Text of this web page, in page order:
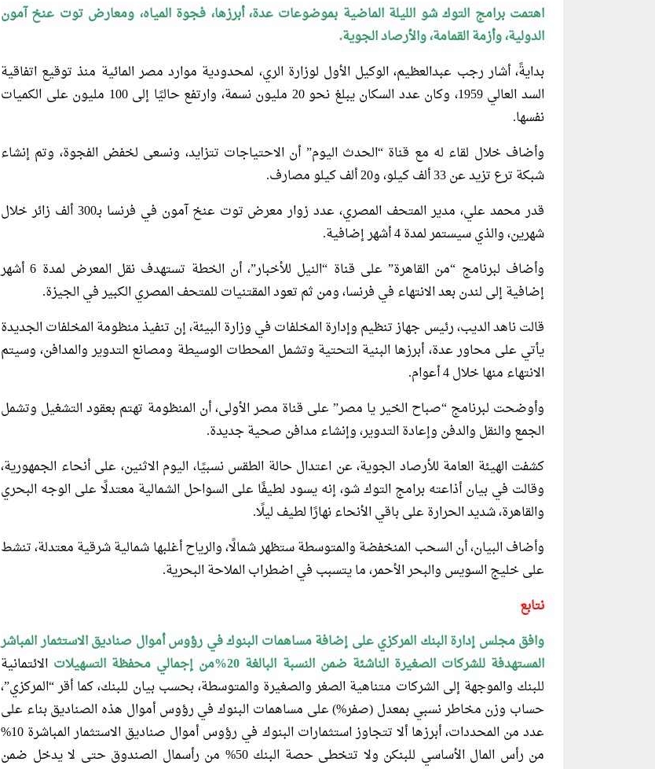
اهتمت برامج التوك شو الليلة الماضية بموضوعات عدة، أبرزها، فجوة المياه، ومعارض توت عنخ آمون
الدولية، وأزمة القمامة، والأرصاد الجوية.
بدايةً، أشار رجب عبدالعظيم، الوكيل الأول لوزارة الري، لمحدودية موارد مصر المائية منذ توقيع اتفاقية
السد العالي 1959، وكان عدد السكان يبلغ نحو 20 مليون نسمة، وارتفع حاليًا إلى 100 مليون على الكميات
نفسها.
وأضاف خلال لقاء له مع قناة “الحدث اليوم” أن الاحتياجات تتزايد، ونسعى لخفض الفجوة، وتم إنشاء
شبكة ترع تزيد عن 33 ألف كيلو، و20 ألف كيلو مصارف.
قدر محمد علي، مدير المتحف المصري، عدد زوار معرض توت عنخ آمون في فرنسا بـ300 ألف زائر خلال
شهرين، والذي سيستمر لمدة 4 أشهر إضافية.
وأضاف لبرنامج “من القاهرة” على قناة “النيل للأخبار”، أن الخطة تستهدف نقل المعرض لمدة 6 أشهر
إضافية إلى لندن بعد الانتهاء في فرنسا، ومن ثم تعود المقتنيات للمتحف المصري الكبير في الجيزة.
قالت ناهد الديب، رئيس جهاز تنظيم وإدارة المخلفات في وزارة البيئة، إن تنفيذ منظومة المخلفات الجديدة
يأتي على محاور عدة، أبرزها البنية التحتية وتشمل المحطات الوسيطة ومصانع التدوير والمدافن، وسيتم
الانتهاء منها خلال 4 أعوام.
وأوضحت لبرنامج “صباح الخير يا مصر” على قناة مصر الأولى، أن المنظومة تهتم بعقود التشغيل وتشمل
الجمع والنقل والدفن وإعادة التدوير، وإنشاء مدافن صحية جديدة.
كشفت الهيئة العامة للأرصاد الجوية، عن اعتدال حالة الطقس نسبيًا، اليوم الاثنين، على أنحاء الجمهورية،
وقالت في بيان أذاعته برامج التوك شو، إنه يسود لطيفًا على السواحل الشمالية معتدلًا على الوجه البحري
والقاهرة، شديد الحرارة على باقي الأنحاء نهارًا لطيف ليلًا.
وأضاف البيان، أن السحب المنخفضة والمتوسطة ستظهر شمالًا، والرياح أغلبها شمالية شرقية معتدلة، تنشط
على خليج السويس والبحر الأحمر، ما يتسبب في اضطراب الملاحة البحرية.
نتابع
وافق مجلس إدارة البنك المركزي على إضافة مساهمات البنوك في رؤوس أموال صناديق الاستثمار المباشر
المستهدفة للشركات الصغيرة الناشئة ضمن النسبة البالغة 20%من إجمالي محفظة التسهيلات
الائتمانية
للبنك والموجهة إلى الشركات متناهية الصغر والصغيرة والمتوسطة، بحسب بيان للبنك، كما أقر “المركزي”،
حساب وزن مخاطر نسبي بمعدل (صفر%) على مساهمات البنوك في رؤوس أموال هذه الصناديق بناء على
عدد من المحددات، أبرزها ألا تتجاوز استثمارات البنوك في رؤوس أموال صناديق الاستثمار المباشرة 10%
من رأس المال الأساسي للبنكن ولا تتخطى حصة البنك 50% من رأسمال الصندوق حتى لا يدخل ضمن